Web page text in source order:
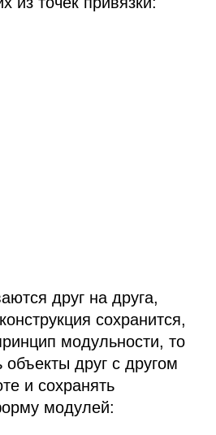
друг на друга,
сохранится,
модульности, то
объекты друг с другом
и сохранять
модулей: